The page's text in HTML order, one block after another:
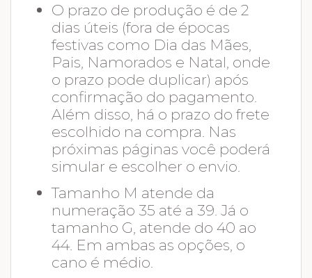
O prazo de produção é de 2
dias úteis (fora de épocas
festivas como Dia das Mães,
Pais, Namorados e Natal, onde
o prazo pode duplicar) após
confirmação do pagamento.
Além disso, há o prazo do frete
escolhido na compra. Nas
próximas páginas você poderá
simular e escolher o envio.
Tamanho M atende da
numeração 35 até a 39. Já o
tamanho G, atende do 40 ao
44. Em ambas as opções, o
cano é médio.